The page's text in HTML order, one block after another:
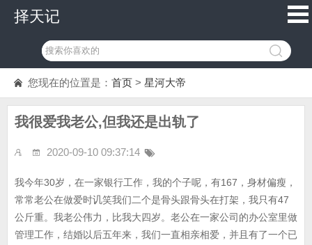
择天记
您现在的位置是： 首页 > 星河大帝
我很爱我老公,但我还是出轨了
2020-09-10 09:37:14
我今年30岁，在一家银行工作，我的个子呢，有167，身材偏瘦，
常常老公在做爱时讥笑我们二个是骨头跟骨头在打架，我只有47
公斤重。我老公伟力，比我大四岁。老公在一家公司的办公室里做
管理工作，结婚以后五年来，我们一直相亲相爱，并且有了一个已